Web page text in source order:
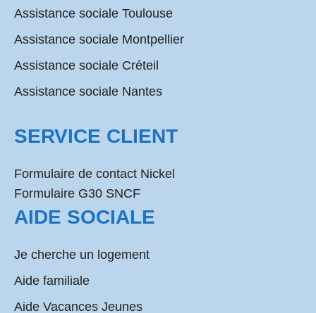
Assistance sociale Toulouse
Assistance sociale Montpellier
Assistance sociale Créteil
Assistance sociale Nantes
SERVICE CLIENT
Formulaire de contact Nickel
Formulaire G30 SNCF
AIDE SOCIALE
Je cherche un logement
Aide familiale
Aide Vacances Jeunes